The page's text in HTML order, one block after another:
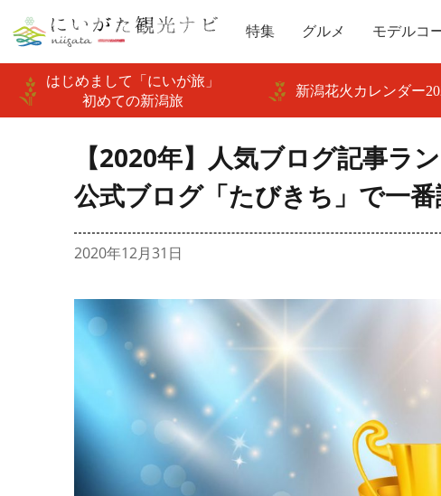
特集 グルメ モデルコ
はじめまして「にいが旅」
初めての新潟旅
新潟花火カレンダー
【2020年】人気ブログ記事ラ
公式ブログ「たびきち」で一
2020年12月31日